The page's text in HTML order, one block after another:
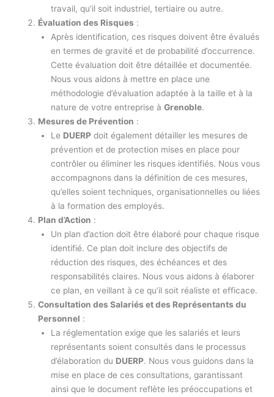
travail, qu’il soit industriel, tertiaire ou autre.
Évaluation des Risques :
Après identification, ces risques doivent être évalués
en termes de gravité et de probabilité d’occurrence.
Cette évaluation doit être détaillée et documentée.
Nous vous aidons à mettre en place une
méthodologie d’évaluation adaptée à la taille et à la
nature de votre entreprise à Grenoble.
Mesures de Prévention :
Le DUERPdoit également détailler les mesures de
prévention et de protection mises en place pour
contrôler ou éliminer les risques identifiés. Nous vous
accompagnons dans la définition de ces mesures,
qu’elles soient techniques, organisationnelles ou liées
à la formation des employés.
Plan d’Action :
Un plan d’action doit être élaboré pour chaque risque
identifié. Ce plan doit inclure des objectifs de
réduction des risques, des échéances et des
responsabilités claires. Nous vous aidons à élaborer
ce plan, en veillant à ce qu’il soit réaliste et efficace.
Consultation des Salariés et des Représentants du
Personnel :
La réglementation exige que les salariés et leurs
représentants soient consultés dans le processus
d’élaboration du DUERP. Nous vous guidons dans la
mise en place de ces consultations, garantissant
ainsi que le document reflète les préoccupations et